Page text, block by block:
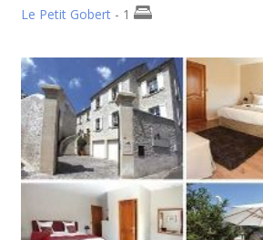
Le Petit Gobert - 1